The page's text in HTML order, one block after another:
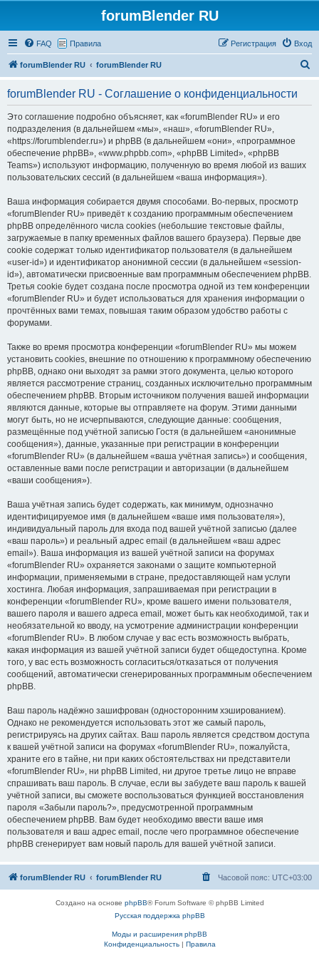
forumBlender RU
FAQ Правила Вход
Регистрация
forumBlender RU forumBlender RU
forumBlender RU - Соглашение о конфиденциальности
Это соглашение подробно объясняет, как «forumBlender RU» и его
подразделения (в дальнейшем «мы», «наш», «forumBlender RU»,
«https://forumblender.ru») и phpBB (в дальнейшем «они», «программное
обеспечение phpBB», «www.phpbb.com», «phpBB Limited», «phpBB
Teams») используют информацию, полученную во время любой из ваших
пользовательских сессий (в дальнейшем «ваша информация»).
Ваша информация собирается двумя способами. Во-первых, просмотр
«forumBlender RU» приведёт к созданию программным обеспечением
phpBB определённого числа cookies (небольшие текстовые файлы,
загружаемые в папку временных файлов вашего браузера). Первые две
cookie содержат только идентификатор пользователя (в дальнейшем
«user-id») и идентификатор анонимной сессии (в дальнейшем «session-
id»), автоматически присвоенные вам программным обеспечением phpBB.
Третья cookie будет создана после просмотра одной из тем конференции
«forumBlender RU» и будет использоваться для хранения информации о
прочтённых вами темах, повышая таким образом удобство работы с
форумами.
Также во время просмотра конференции «forumBlender RU» мы можем
установить cookies, внешние по отношению к программному обеспечению
phpBB, однако они выходят за рамки этого документа, целью которого
является рассмотрение страниц, созданных исключительно программным
обеспечением phpBB. Вторым источником получения вашей информации
являются данные, которые вы отправляете на форум. Этими данными
могут быть, но не исчерпываются, следующие данные: сообщения,
размещённые под учётной записью Гостя (в дальнейшем «анонимные
сообщения»), данные, указанные при регистрации в конференции
«forumBlender RU» (в дальнейшем «ваша учётная запись») и сообщения,
оставленные вами после регистрации и авторизации (в дальнейшем
«ваши сообщения»).
Ваша учётная запись будет содержать, как минимум, однозначно
идентифицируемое имя (в дальнейшем «ваше имя пользователя»),
индивидуальный пароль для входа под вашей учётной записью (далее
«ваш пароль») и реальный адрес email (в дальнейшем «ваш адрес
email»). Ваша информация из вашей учётной записи на форумах
«forumBlender RU» охраняется законами о защите компьютерной
информации, применяемыми в стране, предоставляющей нам услуги
хостинга. Любая информация, запрашиваемая при регистрации в
конференции «forumBlender RU», кроме вашего имени пользователя,
вашего пароля и вашего адреса email, может быть как необходимой, так и
необязательной ко вводу, на усмотрение администрации конференции
«forumBlender RU». В любом случае у вас есть возможность выбрать,
какая информация из вашей учётной записи будет общедоступна. Кроме
того, у вас есть возможность согласиться/отказаться от получения
сообщений, автоматически сгенерированных программным обеспечением
phpBB.
Ваш пароль надёжно зашифрован (односторонним хэшированием).
Однако не рекомендуется использовать этот же самый пароль,
регистрируясь на других сайтах. Ваш пароль является средством доступа
к вашей учётной записи на форумах «forumBlender RU», пожалуйста,
храните его в тайне, ни при каких обстоятельствах ни представители
«forumBlender RU», ни phpBB Limited, ни другое третье лицо не вправе
спрашивать ваш пароль. В случае, если вы забудете ваш пароль к вашей
учётной записи, вы сможете воспользоваться функцией восстановления
пароля «Забыли пароль?», предусмотренной программным
обеспечением phpBB. Вам будет необходимо ввести ваше имя
пользователя и ваш адрес email, после чего программное обеспечение
phpBB сгенерирует вам новый пароль для вашей учётной записи.
forumBlender RU forumBlender RU Часовой пояс: UTC+03:00
Создано на основе phpBB® Forum Software © phpBB Limited
Русская поддержка phpBB
Моды и расширения phpBB
Конфиденциальность| Правила